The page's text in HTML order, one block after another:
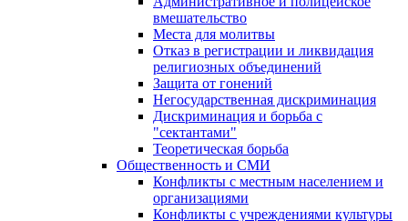
вмешательство
Места для молитвы
Отказ в регистрации и ликвидация
религиозных объединений
Защита от гонений
Негосударственная дискриминация
Дискриминация и борьба с
"сектантами"
Теоретическая борьба
Общественность и СМИ
Конфликты с местным населением и
организациями
Конфликты с учреждениями культуры